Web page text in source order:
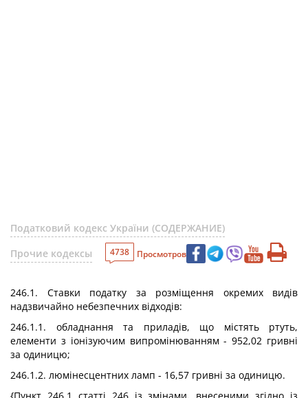
Податковий кодекс України (СОДЕРЖАНИЕ)
Прочие кодексы
4738 Просмотров
246.1. Ставки податку за розміщення окремих видів
надзвичайно небезпечних відходів:
246.1.1. обладнання та приладів, що містять ртуть,
елементи з іонізуючим випромінюванням - 952,02 гривні
за одиницю;
246.1.2. люмінесцентних ламп - 16,57 гривні за одиницю.